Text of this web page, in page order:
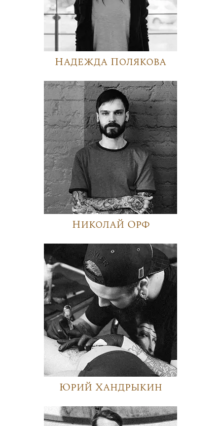
Надежда Полякова
Николай Орф
Юрий Хандрыкин